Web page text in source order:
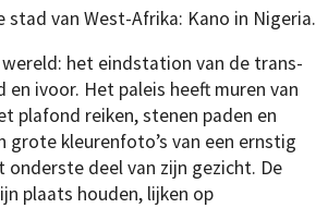
van West-Afrika: Kano in Nigeria.
het eindstation van de trans-
ivoor. Het paleis heeft muren van
plafond reiken, stenen paden en
grote kleurenfoto’s van een ernstig
deel van zijn gezicht. De
plaats houden, lijken op